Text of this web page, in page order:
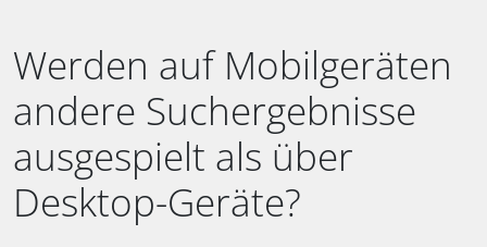
Werden auf Mobilgeräten
andere Suchergebnisse
ausgespielt als über
Desktop-Geräte?